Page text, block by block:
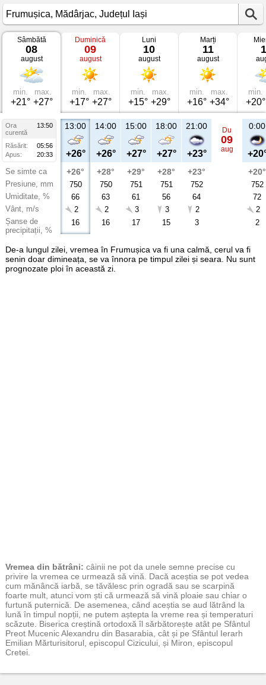
Vremea
Frumușica
Mădârjac,
Județul
Iași
Sâmbătă
08
august
min.
+21°
max.
+27°
Duminică
09
august
min.
+17°
max.
+27°
Luni
10
august
min.
+15°
max.
+29°
Marți
11
august
min.
+16°
max.
+34°
min.
+20°
Ora
13:50
curentă
Răsărit:
05:56
Apus:
20:33
Se simte ca
Presiune, mm
Umiditate, %
Vânt, m/s
Șanse de
precipitații, %
13:00
+26°
+26°
750
66
2
16
14:00
+26°
+28°
750
63
2
16
15:00
+27°
+29°
751
61
3
17
18:00
+27°
+28°
751
56
3
15
21:00
+23°
+23°
752
64
2
3
Du
09
aug
0:00
+20°
752
72
2
2
De-a lungul zilei, vremea în Frumușica va fi una calmă, cerul va fi
senin doar dimineața, se va înnora pe timpul zilei și seara. Nu sunt
prognozate ploi în această zi.
Vremea din bătrâni: câinii ne pot da unele semne precise cu
privire la vremea ce urmează să vină. Dacă aceștia se pot vedea
cum mănâncă iarbă, se tăvălesc prin ogradă sau se scarpină
foarte mult, atunci vom ști că urmează să vină ploaie sau chiar o
furtună puternică. De asemenea, când aceștia se aud lătrând la
lună în timpul nopții, ne putem aștepta la vreme rea și temperaturi
scăzute. Biserica creștină ortodoxă îl sărbătorește atât pe Sfântul
Preot Mucenic Alexandru din Basarabia, cât și pe Sfântul Ierarh
Emilian Mărturisitorul, episcopul Cizicului, și Miron, episcopul
Cretei.